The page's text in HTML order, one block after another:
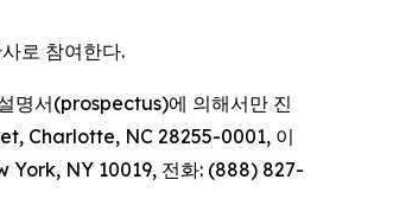
로 참여한다.
명서(prospectus)에 의해서만 진
Charlotte, NC 28255-0001, 이
York, NY 10019, 전화: (888) 827-